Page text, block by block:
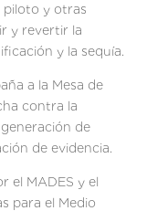
piloto y otras
y revertir la
y la sequía.
a la Mesa de
contra la
de
de evidencia.
el MADES y el
para el Medio